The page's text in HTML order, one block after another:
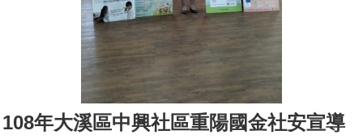
108年大溪區中興社區重陽國金社安宣導